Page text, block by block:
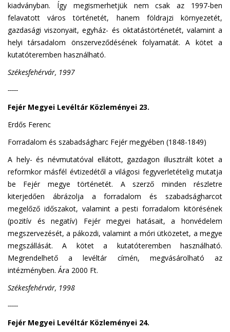
kiadványban. Így megismerhetjük nem csak az 1997-ben
felavatott város történetét, hanem földrajzi környezetét,
gazdasági viszonyait, egyház- és oktatástörténetét, valamint a
helyi társadalom önszerveződésének folyamatát. A kötet a
kutatóteremben használható.
Székesfehérvár, 1997
-----
Fejér Megyei Levéltár Közleményei 23.
Erdős Ferenc
Forradalom és szabadságharc Fejér megyében (1848-1849)
A hely- és névmutatóval ellátott, gazdagon illusztrált kötet a
reformkor másfél évtizedétől a világosi fegyverletételig mutatja
be Fejér megye történetét. A szerző minden részletre
kiterjedően ábrázolja a forradalom és szabadságharcot
megelőző időszakot, valamint a pesti forradalom kitörésének
(pozitív és negatív) Fejér megyei hatásait, a honvédelem
megszervezését, a pákozdi, valamint a móri ütközetet, a megye
megszállását. A kötet a kutatóteremben használható.
Megrendelhető a levéltár címén, megvásárolható az
intézményben. Ára 2000 Ft.
Székesfehérvár, 1998
-----
Fejér Megyei Levéltár Közleményei 24.